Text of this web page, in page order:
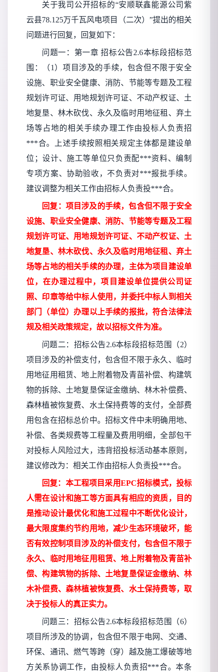
关于我司公开招标的“安顺联鑫能源公司紫
云县78.125万千瓦风电项目（二次）”提出的相关
问题进行回复，回复如下：
问题一：第一章 招标公告2.6本标段招标范
围：（1）项目涉及的手续，包含但不限于安全
设施、职业安全健康、消防、节能等专题及工程
规划许可证、用地规划许可证、不动产权证、土
地复垦、林木砍伐、永久及临时用地征租、弃土
场等占地的相关手续办理工作由投标人负责招
***合。上述手续按照相关规定主体都是建设单
位；设计、施工等单位只负责配***资料、编制
专项方案、协助验收，不负责对***报批手续。
建议调整为相关工作由招标人负责投***合。
回复：项目涉及的手续，包含但不限于安全
设施、职业安全健康、消防、节能等专题及工程
规划许可证、用地规划许可证、不动产权证、土
地复垦、林木砍伐、永久及临时用地征租、弃土
场等占地的相关手续的办理，主体为项目建设单
位，在办理过程中，项目建设单位提供公司证
照、印章等给中标人使用，并委托中标人到相关
部门（单位）办理以上手续的报批，符合法律法
规及相关政策规定，故以招标文件为准。
问题二：招标公告2.6本标段招标范围（2）
项目涉及的补偿支付，包含但不限于永久、临时
用地征用租赁、地上附着物及青苗补偿、构建筑
物的拆除、土地复垦保证金缴纳、林木补偿费、
森林植被恢复费、水土保持费等的支付，全部费
用包含在招标总价中。招标文件中未明确用地、
补偿、各类规费等工程量及费用明细，全部包干
对投标人风险过大，违背招投标活动基本原则，
建议修改为：相关工作由招标人负责投***合。
回复：本工程项目采用EPC招标模式，投标
人需在设计和施工等方面具有相应的资质，目的
是推动设计最优化和施工过程中不断优化设计，
最大限度集约节约用地，减少生态环境破坏，能
否有效控制项目涉及的补偿支付，包含但不限于
永久、临时用地征用租赁、地上附着物及青苗补
偿、构建筑物的拆除、土地复垦保证金缴纳、林
木补偿费、森林植被恢复费、水土保持费等，取
决于投标人的真正实力。
问题三：招标公告2.6本标段招标范围（6）
项目所涉及的协调，包含但不限于电网、交通、
环保、通讯、燃气等跨（穿）越及施工爆破等地
方关系协调工作，由投标人负责招***合。本条